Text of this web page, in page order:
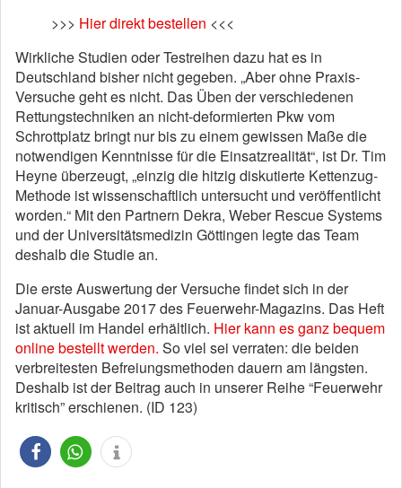
>>> Hier direkt bestellen <<<
Wirkliche Studien oder Testreihen dazu hat es in
Deutschland bisher nicht gegeben. „Aber ohne Praxis-
Versuche geht es nicht. Das Üben der verschiedenen
Rettungstechniken an nicht-deformierten Pkw vom
Schrottplatz bringt nur bis zu einem gewissen Maße die
notwendigen Kenntnisse für die Einsatzrealität“, ist Dr. Tim
Heyne überzeugt, „einzig die hitzig diskutierte Kettenzug-
Methode ist wissenschaftlich untersucht und veröffentlicht
worden.“ Mit den Partnern Dekra, Weber Rescue Systems
und der Universitätsmedizin Göttingen legte das Team
deshalb die Studie an.
Die erste Auswertung der Versuche findet sich in der
Januar-Ausgabe 2017 des Feuerwehr-Magazins. Das Heft
ist aktuell im Handel erhältlich. Hier kann es ganz bequem
online bestellt werden. So viel sei verraten: die beiden
verbreitesten Befreiungsmethoden dauern am längsten.
Deshalb ist der Beitrag auch in unserer Reihe “Feuerwehr
kritisch” erschienen. (ID 123)